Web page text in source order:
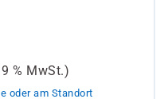
% MwSt.)
oder am Standort